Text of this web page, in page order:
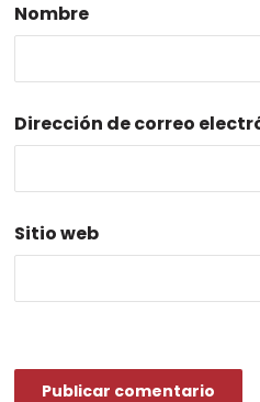
Nombre
Dirección de correo
Sitio web